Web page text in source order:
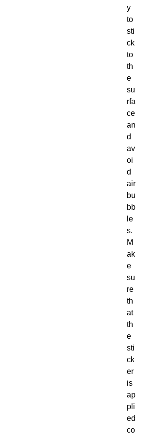
y
to
sti
ck
to
th
e
su
rfa
ce
an
d
av
oi
d
air
bu
bb
le
s.
M
ak
e
su
re
th
at
th
e
sti
ck
er
is
ap
pli
ed
co